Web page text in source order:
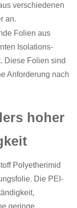
verschiedenen
an.
Folien aus
Isolations-
Diese Folien sind
Anforderung nach
hoher
Polyetherimid
Die PEI-